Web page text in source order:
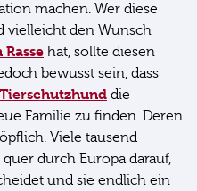
machen. Wer diese
vielleicht den Wunsch
hat, sollte diesen
bewusst sein, dass
Tierschutzhund die
Familie zu finden. Deren
Viele tausend
durch Europa darauf,
und sie endlich ein